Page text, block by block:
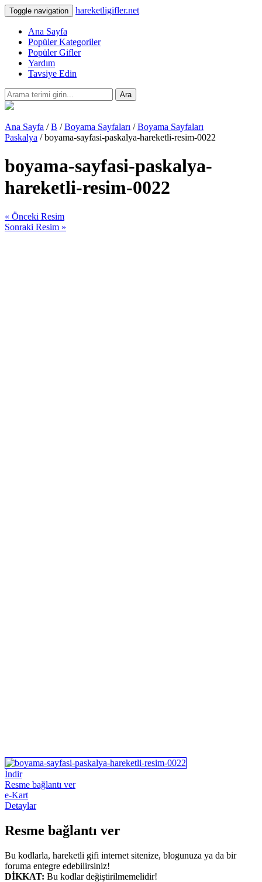
Toggle navigation hareketligifler.net
Ana Sayfa
Popüler Kategoriler
Popüler Gifler
Yardım
Tavsiye Edin
Ara
Ana Sayfa /B /Boyama Sayfaları /Boyama Sayfaları
Paskalya / boyama-sayfasi-paskalya-hareketli-resim-0022
boyama-sayfasi-paskalya-
hareketli-resim-0022
« Önceki Resim
Sonraki Resim »
İndir
Resme bağlantı ver
e-Kart
Detaylar
Resme bağlantı ver
Bu kodlarla, hareketli gifi internet sitenize, blogunuza ya da bir
foruma entegre edebilirsiniz!
DİKKAT: Bu kodlar değiştirilmemelidir!